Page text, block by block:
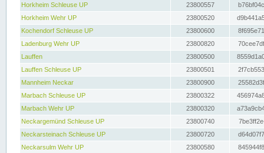
Horkheim Schleuse UP
23800557
Horkheim Wehr UP
23800520
Kochendorf Schleuse UP
23800600
Ladenburg Wehr UP
23800820
Lauffen
23800500
Lauffen Schleuse UP
23800501
Mannheim Neckar
23800900
Marbach Schleuse UP
23800322
Marbach Wehr UP
23800320
Neckargemünd Schleuse UP
23800740
Neckarsteinach Schleuse UP
23800720
Neckarsulm Wehr UP
23800580